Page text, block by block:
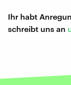
Ihr habt
schreibt uns an